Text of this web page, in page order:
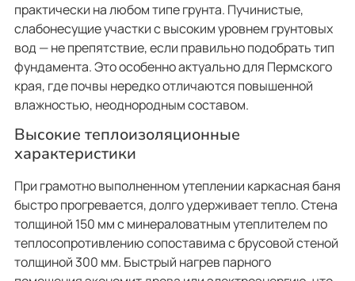
практически на любом типе грунта. Пучинистые,
слабонесущие участки с высоким уровнем грунтовых
вод — не препятствие, если правильно подобрать тип
фундамента. Это особенно актуально для Пермского
края, где почвы нередко отличаются повышенной
влажностью, неоднородным составом.
Высокие теплоизоляционные
характеристики
При грамотно выполненном утеплении каркасная баня
быстро прогревается, долго удерживает тепло. Стена
толщиной 150 мм с минераловатным утеплителем по
теплосопротивлению сопоставима с брусовой стеной
толщиной 300 мм. Быстрый нагрев парного